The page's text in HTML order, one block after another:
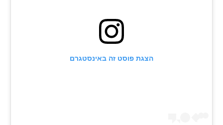
הצטרפות לחבילת הערוצים
הצגת פוסט זה באינסטגרם